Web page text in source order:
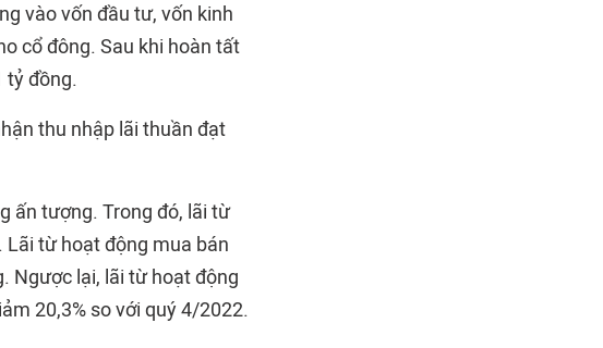
vào vốn đầu tư, vốn kinh
cổ đông. Sau khi hoàn tất
tỷ đồng.
thu nhập lãi thuần đạt
ấn tượng. Trong đó, lãi từ
Lãi từ hoạt động mua bán
Ngược lại, lãi từ hoạt động
20,3% so với quý 4/2022.